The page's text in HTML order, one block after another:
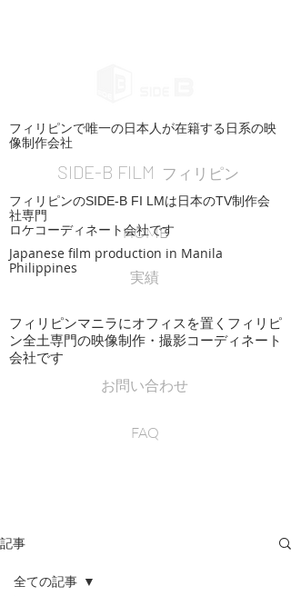
フィリピンで唯一の日本人が在籍する日系の映
像制作会社
SIDE-B FILM フィリピン
Japanese film production in Manila
Philippines
HOME
実績
フィリピンのSIDE-B FI LMは日本のTV制作会
社専門
ロケコーディネート会社です
フィリピンマニラにオフィスを置くフィリピ
ン全土専門の映像制作・撮影コーディネート
会社です
お問い合わせ
FAQ
記事
全ての記事